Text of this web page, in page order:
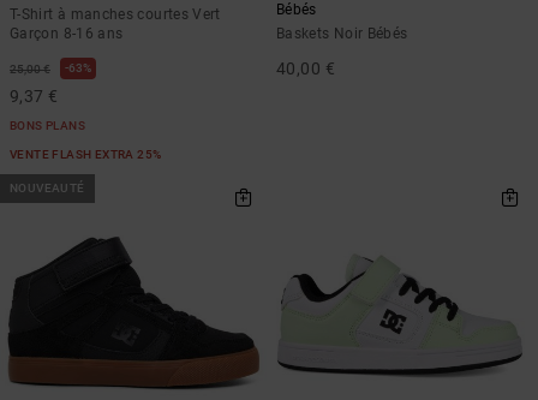
T-Shirt à manches courtes Vert
Garçon 8-16 ans
25,00 € 63%
9,37 €
BONS PLANS
VENTE FLASH EXTRA 25%
Bébés
Baskets Noir Bébés
40,00 €
NOUVEAUTÉ